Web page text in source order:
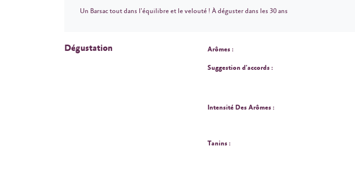
Un Barsac tout dans l'équilibre et le velouté ! À déguster dans les 30 ans
Dégustation Arômes :
Suggestion d'accords :
Intensité Des Arômes :
Tanins :